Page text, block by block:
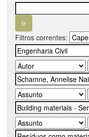
Filtros correntes: